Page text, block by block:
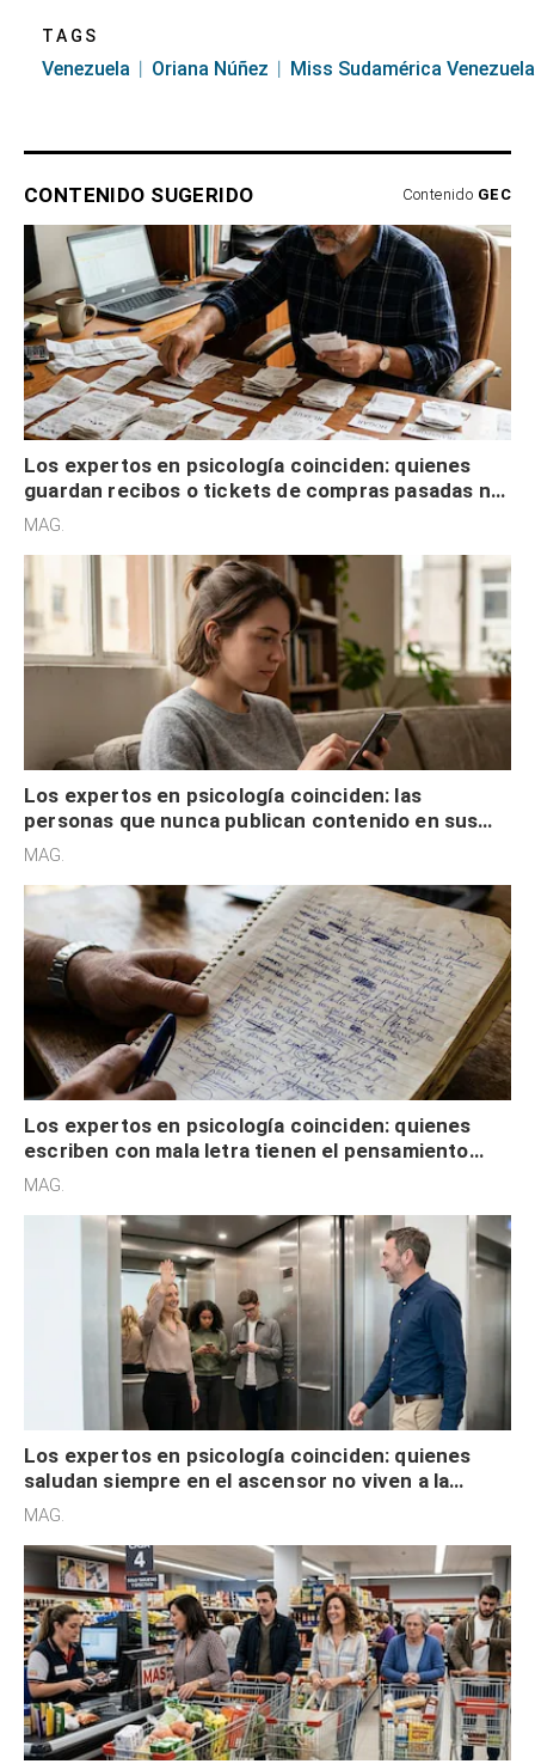
TAGS
Venezuela Oriana Núñez Miss Sudamérica Venezuela
CONTENIDO SUGERIDO Contenido GEC
Los expertos en psicología coinciden: quienes
guardan recibos o tickets de compras pasadas no
son acumuladores, sino que tienen necesidad de
MAG.
Los expertos en psicología coinciden: las
personas que nunca publican contenido en sus
redes sociales no pretenden buscar validación
MAG.
Los expertos en psicología coinciden: quienes
escriben con mala letra tienen el pensamiento
acelerado y no lo hacen por desinterés
MAG.
Los expertos en psicología coinciden: quienes
saludan siempre en el ascensor no viven a la
defensiva y tienen apertura social
MAG.